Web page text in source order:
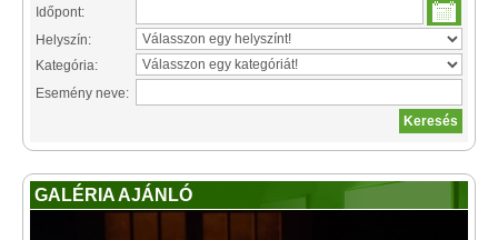
Időpont:
Helyszín:
Kategória:
Esemény neve:
GALÉRIA AJÁNLÓ